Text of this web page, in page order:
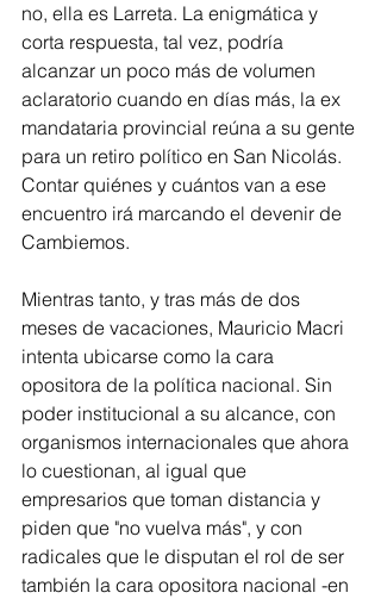
no, ella es Larreta. La enigmática y
corta respuesta, tal vez, podría
alcanzar un poco más de volumen
aclaratorio cuando en días más, la ex
mandataria provincial reúna a su gente
para un retiro político en San Nicolás.
Contar quiénes y cuántos van a ese
encuentro irá marcando el devenir de
Cambiemos.
Mientras tanto, y tras más de dos
meses de vacaciones, Mauricio Macri
intenta ubicarse como la cara
opositora de la política nacional. Sin
poder institucional a su alcance, con
organismos internacionales que ahora
lo cuestionan, al igual que
empresarios que toman distancia y
piden que "no vuelva más", y con
radicales que le disputan el rol de ser
también la cara opositora nacional -en